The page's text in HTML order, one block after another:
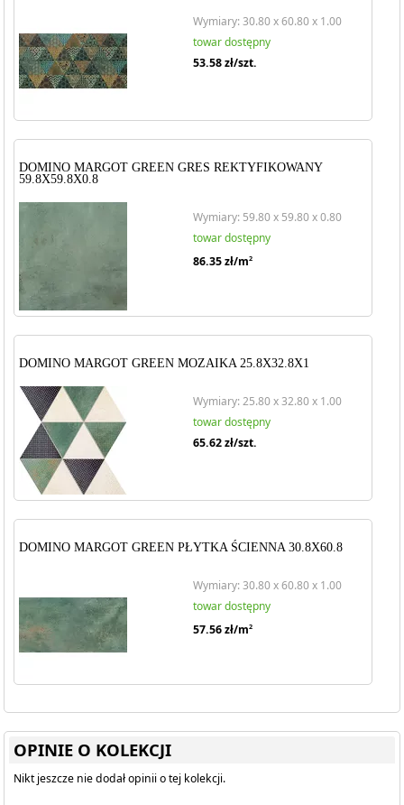
Wymiary: 30.80 x 60.80 x 1.00
towar dostępny
53.58zł/szt.
DOMINO MARGOT GREEN GRES REKTYFIKOWANY
59.8X59.8X0.8
Wymiary: 59.80 x 59.80 x 0.80
towar dostępny
86.35zł/m2
DOMINO MARGOT GREEN MOZAIKA 25.8X32.8X1
Wymiary: 25.80 x 32.80 x 1.00
towar dostępny
65.62zł/szt.
DOMINO MARGOT GREEN PŁYTKA ŚCIENNA 30.8X60.8
Wymiary: 30.80 x 60.80 x 1.00
towar dostępny
57.56zł/m2
OPINIE O KOLEKCJI
Nikt jeszcze nie dodał opinii o tej kolekcji.